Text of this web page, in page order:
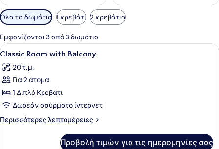
Διαθέσιμα
φίλτρα
για
τα
δωμάτια
Όλα τα δωμάτια 1 κρεβάτι 2 κρεβάτια
Εμφανίζονται 3 από 3 δωμάτια
Προβολή
όλων
των
φωτογραφιών
για
Classic
Room
with
Classic Room with Balcony |
6
Classic Room with Balcony
20 τ.μ.
Για 2 άτομα
1 Διπλό Κρεβάτι
Δωρεάν ασύρματο ίντερνετ
Περισσότερες λεπτομέρειες
Περισσότερες
Προβολή τιμών για τις ημερομηνίες σας